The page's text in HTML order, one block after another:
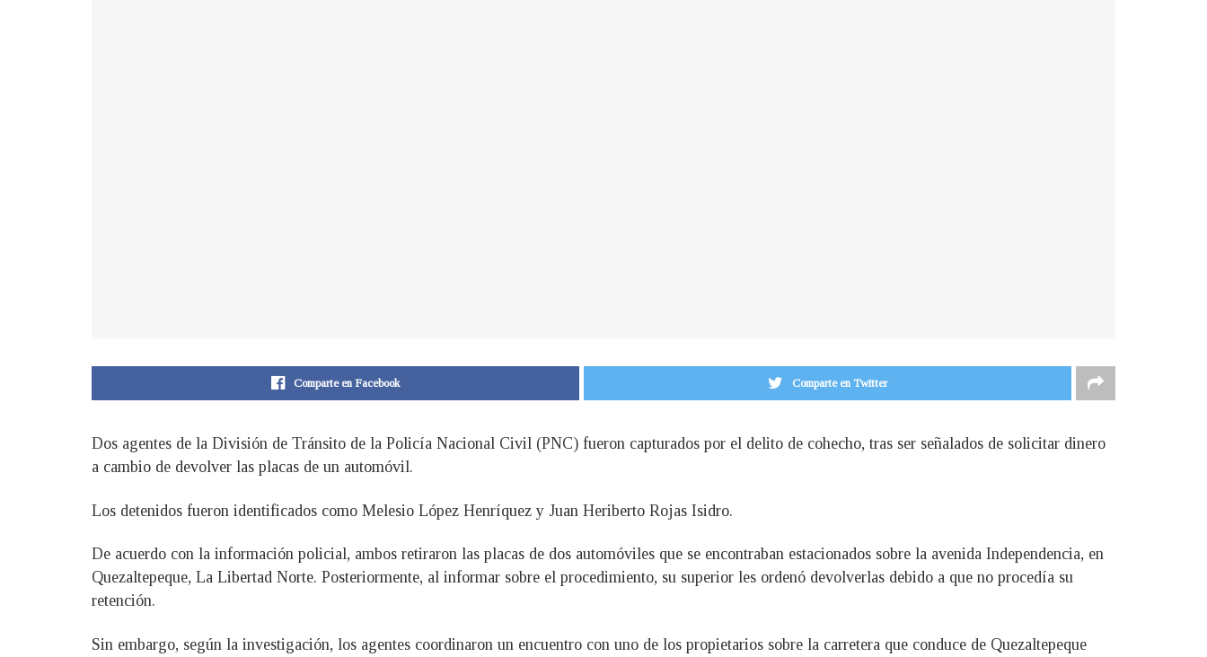
Comparte en Facebook Comparte en Twitter
Dos agentes de la División de Tránsito de la Policía Nacional Civil (PNC) fueron capturados por el delito de cohecho, tras ser señalados de solicitar dinero
a cambio de devolver las placas de un automóvil.
Los detenidos fueron identificados como Melesio López Henríquez y Juan Heriberto Rojas Isidro.
De acuerdo con la información policial, ambos retiraron las placas de dos automóviles que se encontraban estacionados sobre la avenida Independencia, en
Quezaltepeque, La Libertad Norte. Posteriormente, al informar sobre el procedimiento, su superior les ordenó devolverlas debido a que no procedía su
retención.
Sin embargo, según la investigación, los agentes coordinaron un encuentro con uno de los propietarios sobre la carretera que conduce de Quezaltepeque